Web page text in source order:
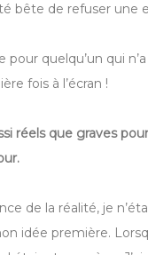
bête de refuser
pour quelqu’un qui
fois à l’écran !
réels que graves
de la réalité, je
idée première.